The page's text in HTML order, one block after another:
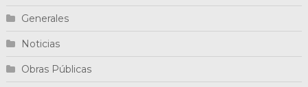
Generales
Noticias
Obras Públicas